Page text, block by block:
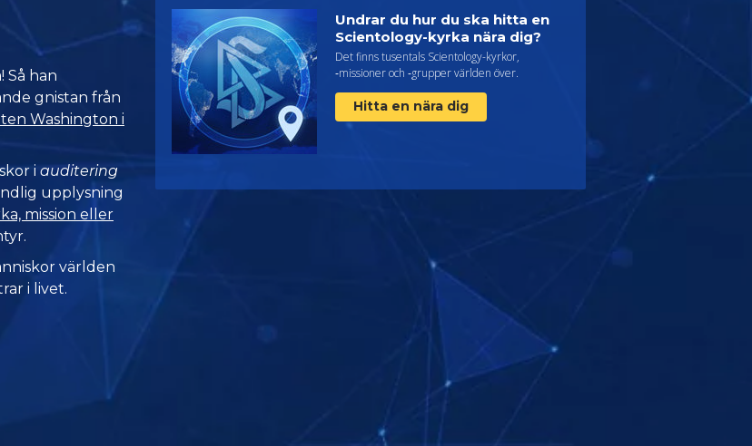
Så han
gnistan från
Washington i
iauditering
upplysning
mission eller
världen
i livet.
Undrar du hur du ska hitta en
Scientology-kyrka nära dig?
Det finns tusentals Scientology-kyrkor,
‑missioner och ‑grupper världen över.
Hitta en nära dig